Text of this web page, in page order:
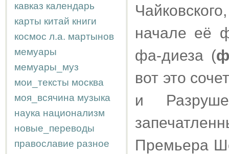
кавказ календарь
карты китай книги
космос л.а. мартынов
мемуары
мемуары_муз
мои_тексты москва
моя_всячина музыка
наука национализм
новые_переводы
православие разное
начале её
фа-диеза (
вот это
и
Премьера